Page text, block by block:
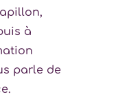
à
parle de